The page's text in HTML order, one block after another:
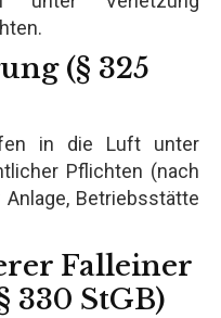
(§ 325
in die Luft unter
Pflichten (nach
Betriebsstätte
Falleiner
330 StGB)